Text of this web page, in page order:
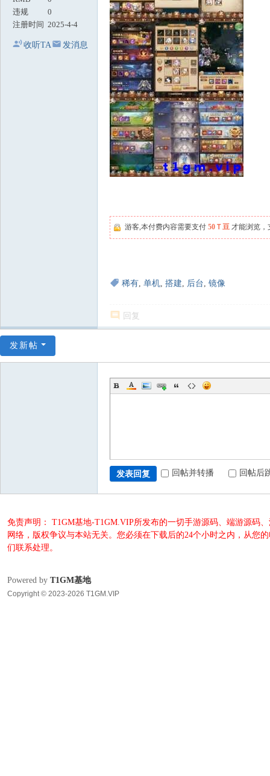
违规
0
注册时间 2025-4-4
收听TA 发消息
游客,本付费内容需要支付 50Ｔ豆 才能浏览，
稀有, 单机, 搭建, 后台, 镜像
回复
发新帖
发表回复 回帖并转播 回帖后
免责声明： T1GM基地-T1GM.VIP所发布的一切手游源码、端游源码
网络，版权争议与本站无关。您必须在下载后的24个小时之内，从您
们联系处理。
Powered by T1GM基地
Copyright © 2023-2026 T1GM.VIP